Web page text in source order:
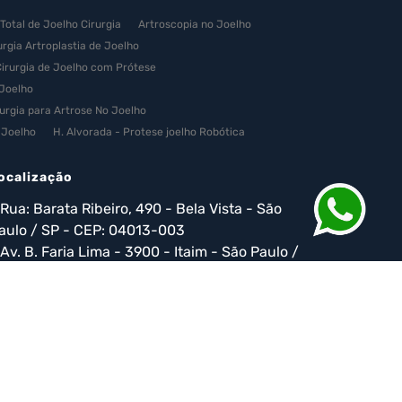
de Joelho Cirurgia
Artroscopia no Joelho
Artroplastia de Joelho
de Joelho com Prótese
para Artrose No Joelho
H. Alvorada - Protese joelho Robótica
Celular
Medicina Regenerativa Celulas Tronco
Reconstrução do Ligamento Cruzado
com Células Tronco
Terapia Celular Esporte
Tratamento com Células Tronco para Lesão Medular
Rua: Barata Ribeiro, 490 - Bela Vista - São
/ SP - CEP: 04013-003
Av. B. Faria Lima - 3900 - Itaim - São Paulo /